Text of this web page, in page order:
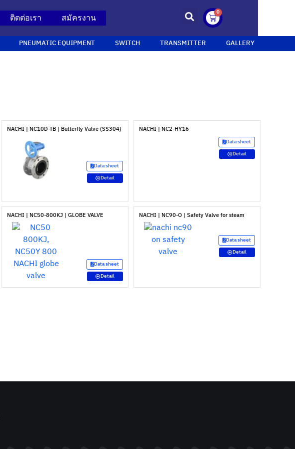
ติดต่อเรา สมัครงาน
0
PNEUMATIC EQUIPMENT SWITCH TRANSMITTER GALLERY
NACHI | NC10D-TB | Butterfly Valve (SS304)
Data sheet
Detail
NACHI | NC2-HY16
Data sheet
Detail
NACHI | NC50-800KJ | GLOBE VALVE
Data sheet
Detail
NACHI | NC90-O | Safety Valve for steam
Data sheet
Detail